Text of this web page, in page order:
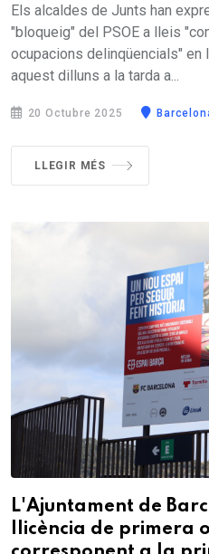
Els alcaldes de Junts han
"bloqueig" del PSOE a lleis
ocupacions delinqüencials" en
aquest dilluns a la tarda a...
20 Octubre 2025
LLEGIR MÉS
L'Ajuntament de
llicència de primera